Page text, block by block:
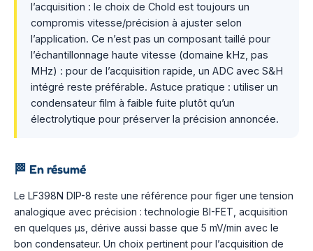
l’acquisition : le choix de Chold est toujours un
compromis vitesse/précision à ajuster selon
l’application. Ce n’est pas un composant taillé pour
l’échantillonnage haute vitesse (domaine kHz, pas
MHz) : pour de l’acquisition rapide, un ADC avec S&H
intégré reste préférable. Astuce pratique : utiliser un
condensateur film à faible fuite plutôt qu’un
électrolytique pour préserver la précision annoncée.
🏁 En résumé
Le LF398N DIP-8 reste une référence pour figer une tension
analogique avec précision : technologie BI-FET, acquisition
en quelques µs, dérive aussi basse que 5 mV/min avec le
bon condensateur. Un choix pertinent pour l’acquisition de